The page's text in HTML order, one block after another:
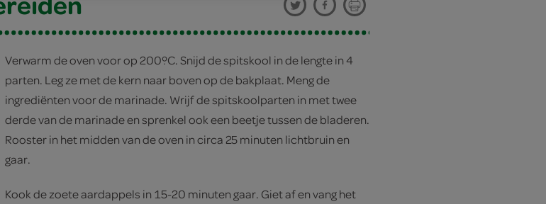
Verwarm de oven voor op 200ºC. Snijd de spitskool in de lengte in 4
parten. Leg ze met de kern naar boven op de bakplaat. Meng de
ingrediënten voor de marinade. Wrijf de spitskoolparten in met twee
derde van de marinade en sprenkel ook een beetje tussen de bladeren.
Rooster in het midden van de oven in circa 25 minuten lichtbruin en
gaar.
Kook de zoete aardappels in 15-20 minuten gaar. Giet af en vang het